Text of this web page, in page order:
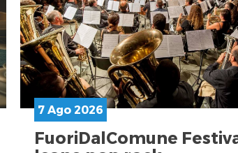
7 Ago 2026
FuoriDalComune